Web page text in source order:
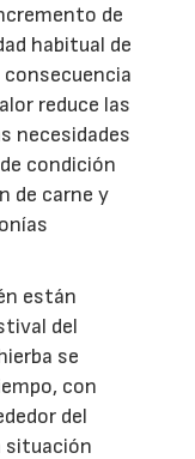
de
habitual de
reduce las
necesidades
condición
de carne y
están
del
se
con
del
situación